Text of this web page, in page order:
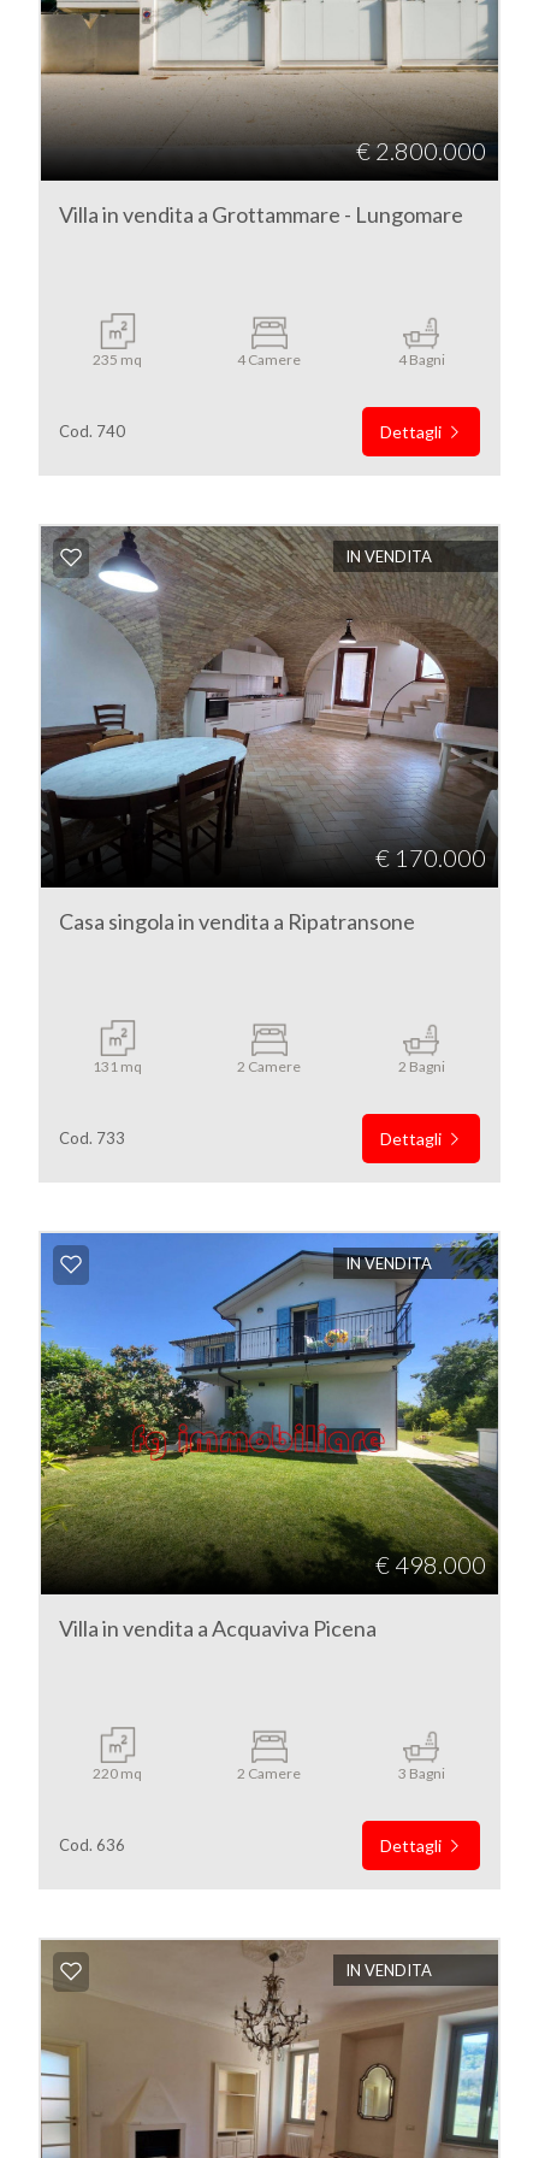
€ 2.800.000
Villa in vendita a Grottammare - Lungomare
235 mq 4 Camere 4 Bagni
Cod. 740 Dettagli
IN VENDITA
€ 170.000
Casa singola in vendita a Ripatransone
131 mq 2 Camere 2 Bagni
Cod. 733 Dettagli
IN VENDITA
€ 498.000
Villa in vendita a Acquaviva Picena
220 mq 2 Camere 3 Bagni
Cod. 636 Dettagli
IN VENDITA
Provincia
Comune
Tipologia
Residenziali
Commerciali
Prezzo
Locali
minimi
Qualsiasi
1
2
3
Bagni
2
3